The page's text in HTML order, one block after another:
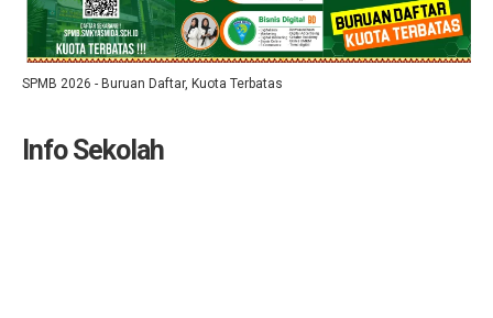
SPMB 2026 - Buruan Daftar, Kuota Terbatas
Info Sekolah